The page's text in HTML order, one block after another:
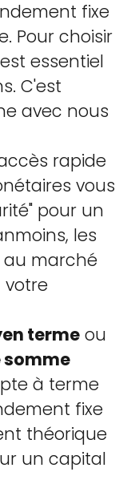
fixe
Pour choisir
essentiel
C'est
avec nous
rapide
vous
pour un
les
marché
votre
terme ou
somme
à terme
fixe
théorique
un capital